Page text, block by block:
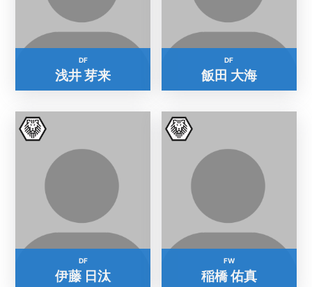
DF
浅井 芽来
DF
飯田 大海
DF
伊藤 日汰
FW
稲橋 佑真